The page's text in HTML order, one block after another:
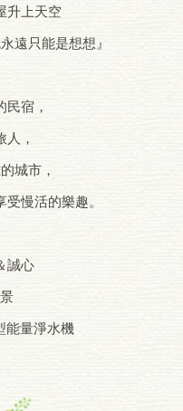
升上天空
遠只能是想想』
民宿，
人，
城市，
慢活的樂趣。
誠心
能量淨水機